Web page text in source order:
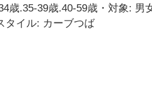
歳.35-39歳.40-59歳・対象: 男
タイル: カーブつば